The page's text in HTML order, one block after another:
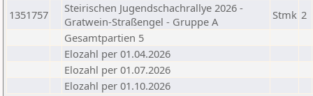
1351757
Steirischen Jugendschachrallye 2026 -
Gratwein-Straßengel - Gruppe A
Stmk 2
Gesamtpartien 5
Elozahl per 01.04.2026
Elozahl per 01.07.2026
Elozahl per 01.10.2026